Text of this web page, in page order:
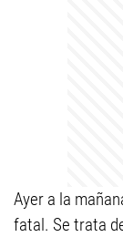
Ayer a la
fatal. Se trata